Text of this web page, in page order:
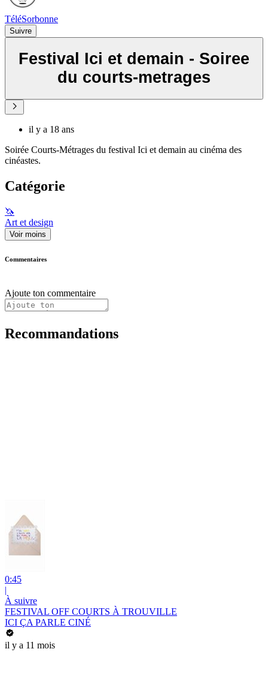
TéléSorbonne
Suivre
Festival Ici et demain - Soiree
du courts-metrages
il y a 18 ans
Soirée Courts-Métrages du festival Ici et demain au cinéma des
cinéastes.
Catégorie
🦄
Art et design
Voir moins
Commentaires
Ajoute ton commentaire
Recommandations
0:45
|
À suivre
FESTIVAL OFF COURTS À TROUVILLE
ICI ÇA PARLE CINÉ
il y a 11 mois